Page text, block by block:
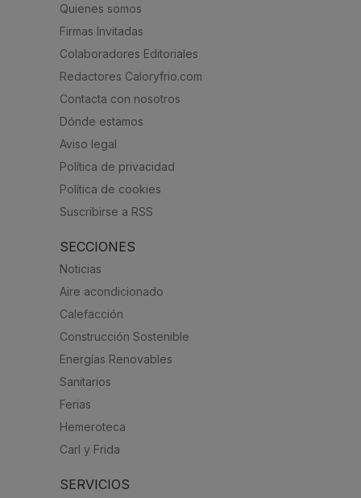
Quienes somos
Firmas Invitadas
Colaboradores Editoriales
Redactores Caloryfrio.com
Contacta con nosotros
Dónde estamos
Aviso legal
Política de privacidad
Política de cookies
Suscribirse a RSS
SECCIONES
Noticias
Aire acondicionado
Calefacción
Construcción Sostenible
Energías Renovables
Sanitarios
Ferias
Hemeroteca
Carl y Frida
SERVICIOS